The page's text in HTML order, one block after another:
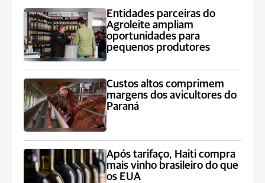
Entidades parceiras do
Agroleite ampliam
oportunidades para
pequenos produtores
Custos altos comprimem
margens dos avicultores do
Paraná
Após tarifaço, Haiti compra
mais vinho brasileiro do que
os EUA